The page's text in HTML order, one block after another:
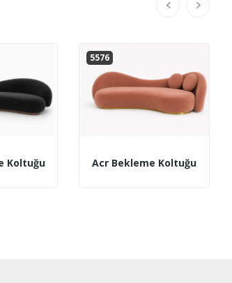
Koltuğu
5576
Acr Bekleme Koltuğu